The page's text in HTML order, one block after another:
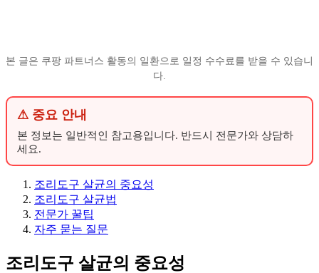
본 글은 쿠팡 파트너스 활동의 일환으로 일정 수수료를 받을 수 있습니
다.
⚠ 중요 안내
본 정보는 일반적인 참고용입니다. 반드시 전문가와 상담하
세요.
조리도구 살균의 중요성
조리도구 살균법
전문가 꿀팁
자주 묻는 질문
조리도구 살균의 중요성